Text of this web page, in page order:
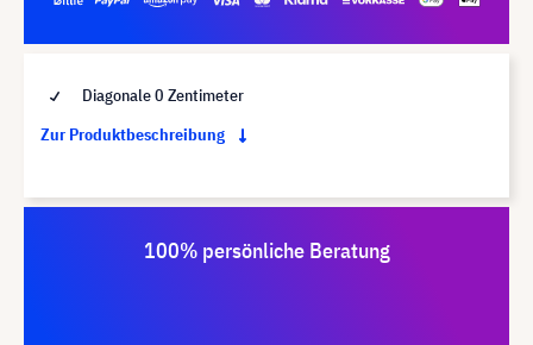
Diagonale 0 Zentimeter
Zur Produktbeschreibung
100% persönliche Beratung